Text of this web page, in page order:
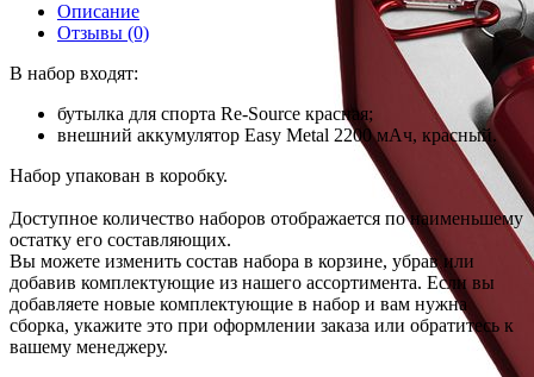
Описание
Отзывы (0)
В набор входят:
бутылка для спорта Re-Source красная;
внешний аккумулятор Easy Metal 2200 мАч, красный.
Набор упакован в коробку.
Доступное количество наборов отображается по наименьшему
остатку его составляющих.
Вы можете изменить состав набора в корзине, убрав или
добавив комплектующие из нашего ассортимента. Если вы
добавляете новые комплектующие в набор и вам нужна
сборка, укажите это при оформлении заказа или обратитесь к
вашему менеджеру.